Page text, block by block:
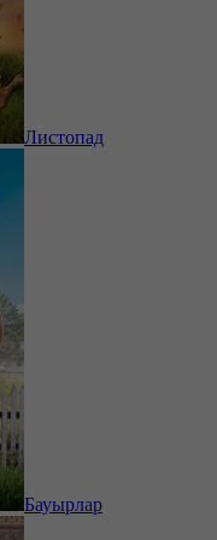
Листопад
Бауырлар